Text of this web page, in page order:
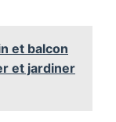
et balcon
et jardiner